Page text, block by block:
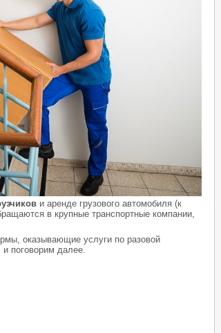
и аренде грузового автомобиля (к
в крупные транспортные компании,
оказывающие услуги по разовой
и поговорим далее.